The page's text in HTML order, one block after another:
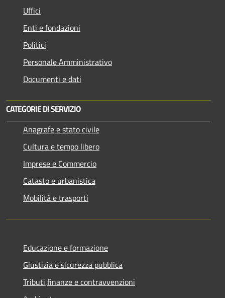
Uffici
Enti e fondazioni
Politici
Personale Amministrativo
Documenti e dati
CATEGORIE DI SERVIZIO
Anagrafe e stato civile
Cultura e tempo libero
Imprese e Commercio
Catasto e urbanistica
Mobilità e trasporti
Educazione e formazione
Giustizia e sicurezza pubblica
Tributi,finanze e contravvenzioni